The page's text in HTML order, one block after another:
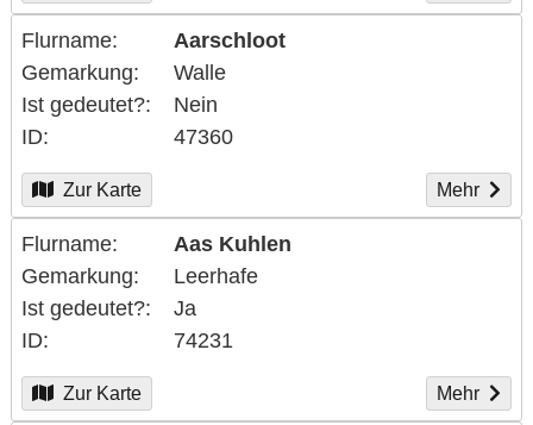
Flurname
Aarschloot
Gemarkung
Walle
Ist gedeutet?
Nein
ID
47360
Zur Karte Mehr
Flurname
Aas Kuhlen
Gemarkung
Leerhafe
Ist gedeutet?
Ja
ID
74231
Zur Karte Mehr